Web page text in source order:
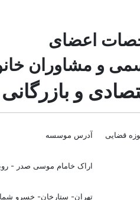
اعضای
و مشاوران
و بازرگانی
قضایی آدرس موسسه
اراک خامام موسی صدر -
تهران- ستارخان- خسرو شمالی